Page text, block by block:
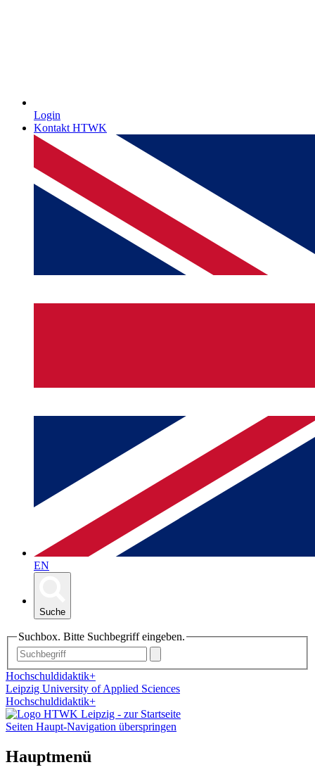
Login
Kontakt HTWK
EN
Suche
Suchbox. Bitte Suchbegriff eingeben.
Hochschuldidaktik+
Leipzig University of Applied Sciences
Hochschuldidaktik+
Seiten Haupt-Navigation überspringen
Hauptmenü